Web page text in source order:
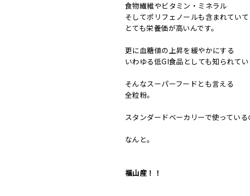
食物繊維やビタミン・ミネラル
そしてポリフェノールも含まれていて
とても栄養価が高いんです。
更に血糖値の上昇を緩やかにする
いわゆる低GI食品としても知られてい
そんなスーパーフードとも言える
全粒粉。
スタンダードベーカリーで使ってい
なんと。
福山産！！